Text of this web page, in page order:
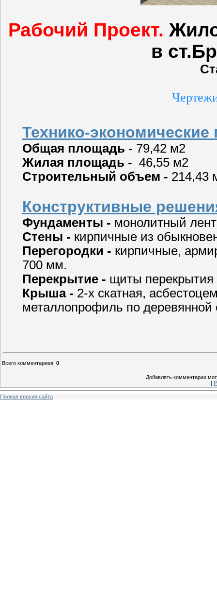
Рабочий Проект.
в
Технико-экономические
Общая площадь - 79,42 м2
Жилая площадь - 46,55 м2
Строительный объем - 214,43
Конструктивные
Фундаменты - монолитный
Стены - кирпичные из
Перегородки - кирпичные,
700 мм.
Перекрытие - щиты
Крыша - 2-х скатная,
металлопрофиль по деревянной
Всего комментариев: 0
Добавлять комментарии
[
Полная версия сайта